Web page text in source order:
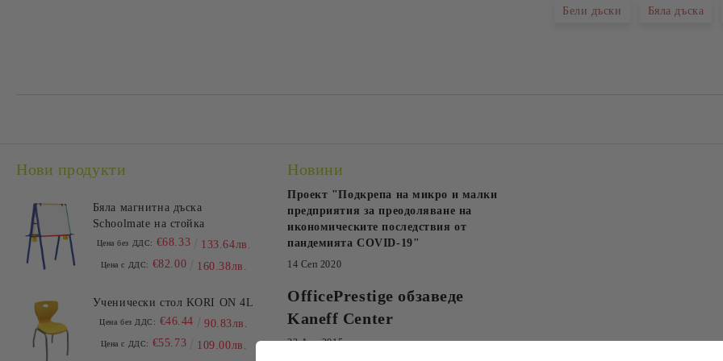
Съгласен съм с
Бели дъски Бяла дъска
Нови продукти
Бяла магнитна дъска
Schoolmate на стойка
Цена без ДДС: €68.33 133.64лв.
Цена с ДДС: €82.00 160.38лв.
Ученически стол KORI ON 4L
Цена без ДДС: €46.44 90.83лв.
Цена с ДДС: €55.73 109.00лв.
Новини
Проект "Подкрепа на микро и малки
предприятия за преодоляване на
икономическите последствия от
пандемията COVID-19"
14 Сеп 2020
OfficePrestige обзаведе
Kaneff Center
23 Апр 2015